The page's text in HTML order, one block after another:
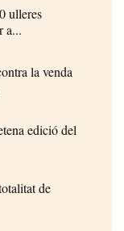
ulleres
a...
la venda
edició del
de